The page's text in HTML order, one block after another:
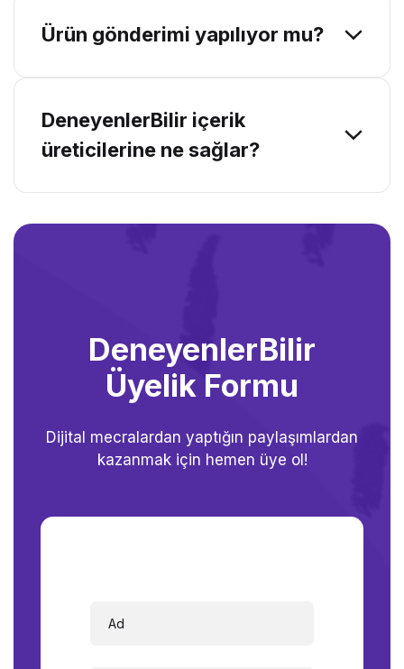
Ürün gönderimi yapılıyor mu?
DeneyenlerBilir içerik
üreticilerine ne sağlar?
DeneyenlerBilir
Üyelik Formu
Dijital mecralardan yaptığın paylaşımlardan
kazanmak için hemen üye ol!